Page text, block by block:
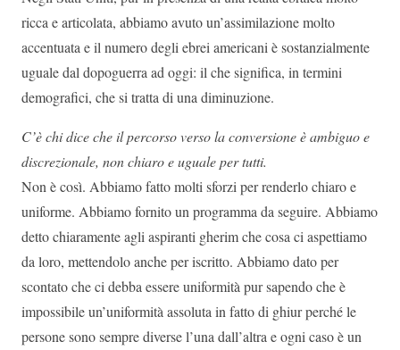
ricca e articolata, abbiamo avuto un’assimilazione molto
accentuata e il numero degli ebrei americani è sostanzialmente
uguale dal dopoguerra ad oggi: il che significa, in termini
demografici, che si tratta di una diminuzione.
C’è chi dice che il percorso verso la conversione è ambiguo e
discrezionale, non chiaro e uguale per tutti.
Non è così. Abbiamo fatto molti sforzi per renderlo chiaro e
uniforme. Abbiamo fornito un programma da seguire. Abbiamo
detto chiaramente agli aspiranti gherim che cosa ci aspettiamo
da loro, mettendolo anche per iscritto. Abbiamo dato per
scontato che ci debba essere uniformità pur sapendo che è
impossibile un’uniformità assoluta in fatto di ghiur perché le
persone sono sempre diverse l’una dall’altra e ogni caso è un